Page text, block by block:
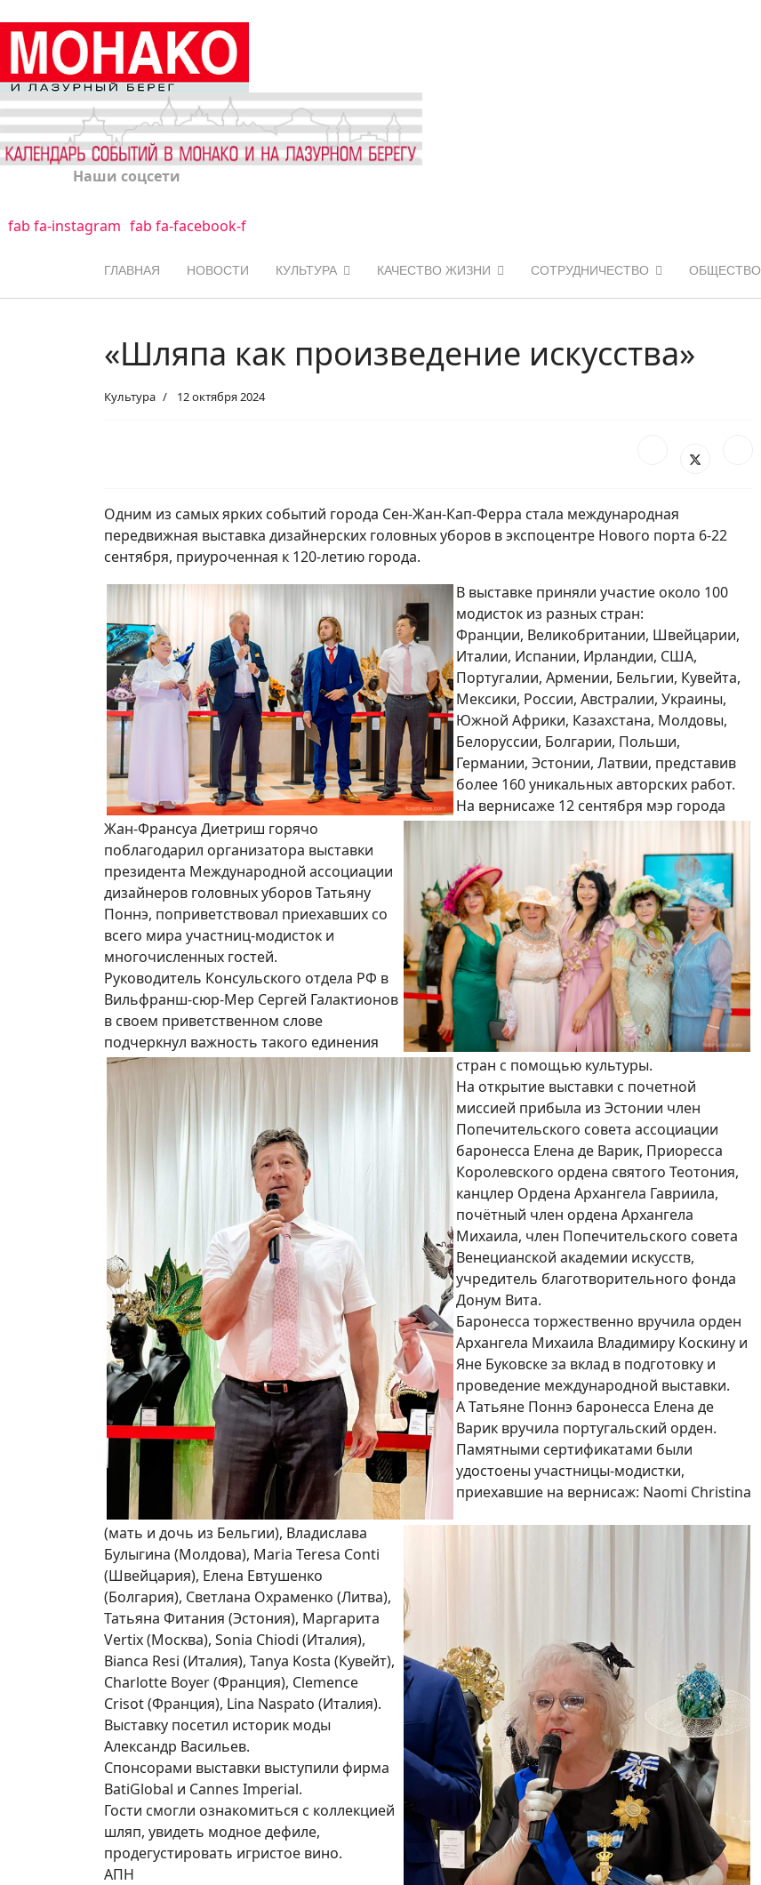
Наши соцсети
fab fa-instagram fab fa-facebook-f
ГЛАВНАЯ НОВОСТИ КУЛЬТУРА КАЧЕСТВО ЖИЗНИ СОТРУДНИЧЕСТВО ОБЩЕСТВО
«Шляпа как произведение искусства»
Культура 12 октября 2024
Одним из самых ярких событий города Сен-Жан-Кап-Ферра стала международная
передвижная выставка дизайнерских головных уборов в экспоцентре Нового порта 6-22
сентября, приуроченная к 120-летию города.
В выставке приняли участие около 100
модисток из разных стран:
Франции, Великобритании, Швейцарии,
Италии, Испании, Ирландии, США,
Португалии, Армении, Бельгии, Кувейта,
Мексики, России, Австралии, Украины,
Южной Африки, Казахстана, Молдовы,
Белоруссии, Болгарии, Польши,
Германии, Эстонии, Латвии, представив
более 160 уникальных авторских работ.
На вернисаже 12 сентября мэр города
Жан-Франсуа Диетриш горячо
поблагодарил организатора выставки
президента Международной ассоциации
дизайнеров головных уборов Татьяну
Поннэ, поприветствовал приехавших со
всего мира участниц-модисток и
многочисленных гостей.
Руководитель Консульского отдела РФ в
Вильфранш-сюр-Мер Сергей Галактионов
в своем приветственном слове
подчеркнул важность такого единения
стран с помощью культуры.
На открытие выставки с почетной
миссией прибыла из Эстонии член
Попечительского совета ассоциации
баронесса Елена де Варик, Приоресса
Королевского ордена святого Теотония,
канцлер Ордена Архангела Гавриила,
почётный член ордена Архангела
Михаила, член Попечительского совета
Венецианской академии искусств,
учредитель благотворительного фонда
Донум Вита.
Баронесса торжественно вручила орден
Архангела Михаила Владимиру Коскину и
Яне Буковске за вклад в подготовку и
проведение международной выставки.
А Татьяне Поннэ баронесса Елена де
Варик вручила португальский орден.
Памятными сертификатами были
удостоены участницы-модистки,
приехавшие на вернисаж: Naomi Christina
(мать и дочь из Бельгии), Владислава
Булыгина (Молдова), Maria Teresa Conti
(Швейцария), Елена Евтушенко
(Болгария), Светлана Охраменко (Литва),
Татьяна Фитания (Эстония), Маргарита
Vertix (Москва), Sonia Chiodi (Италия),
Bianca Resi (Италия), Tanya Kosta (Кувейт),
Charlotte Boyer (Франция), Сlemence
Crisot (Франция), Lina Naspato (Италия).
Выставку посетил историк моды
Александр Васильев.
Спонсорами выставки выступили фирма
BаtiGlobal и Сannes Imperial.
Гости смогли ознакомиться с коллекцией
шляп, увидеть модное дефиле,
продегустировать игристое вино.
АПН